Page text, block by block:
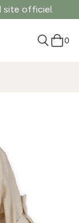
site officiel.
0